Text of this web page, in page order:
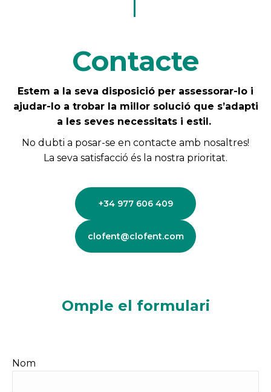
Contacte
Estem a la seva disposició per assessorar-lo i
ajudar-lo a trobar la millor solució que s’adapti
a les seves necessitats i estil.
No dubti a posar-se en contacte amb nosaltres!
La seva satisfacció és la nostra prioritat.
+34 977 606 409
clofent@clofent.com
Omple el formulari
Nom